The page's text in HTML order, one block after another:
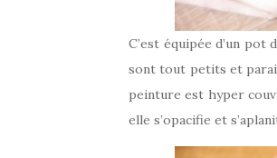
C’est équipée d’un
sont tout petits et
peinture est hyper
elle s’opacifie et